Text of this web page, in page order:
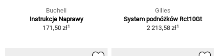
Bucheli
Instrukcje Naprawy
171,50 zł1
Gilles
System podnóżków Rct10Gt
2 213,58 zł1